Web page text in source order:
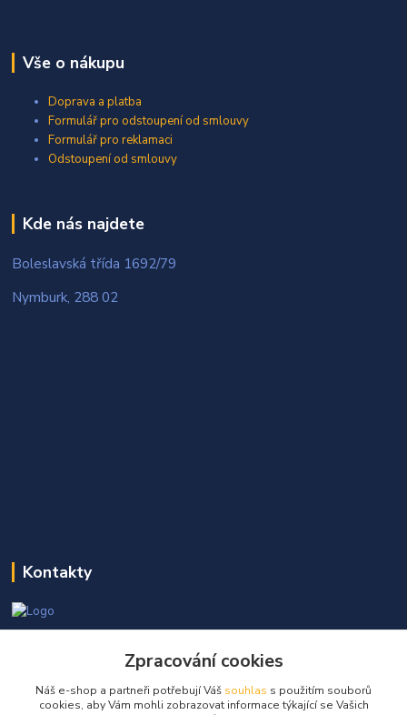
Vše o nákupu
Doprava a platba
Formulář pro odstoupení od smlouvy
Formulář pro reklamaci
Odstoupení od smlouvy
Kde nás najdete
Boleslavská třída 1692/79
Nymburk, 288 02
Kontakty
+420 605 298 968Zpracování cookies
Náš e-shop a partneři potřebují Váš souhlas s použitím souborů
cookies, aby Vám mohli zobrazovat informace týkající se Vašich